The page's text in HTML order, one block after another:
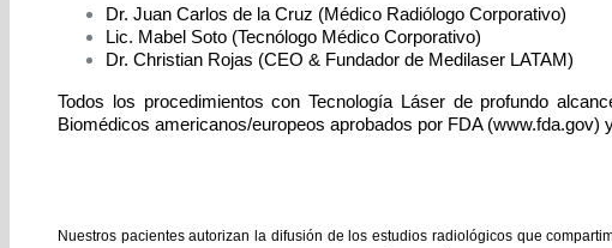
Dr. Juan Carlos de la Cruz (Médico Radiólogo Corporativo)
Lic. Mabel Soto (Tecnólogo Médico Corporativo)
Dr. Christian Rojas (CEO & Fundador de Medilaser LATAM)
Todos los procedimientos con Tecnología Láser de profundo
Biomédicos americanos/europeos aprobados por FDA
Nuestros pacientes autorizan la difusión de los estudios radiológicos que